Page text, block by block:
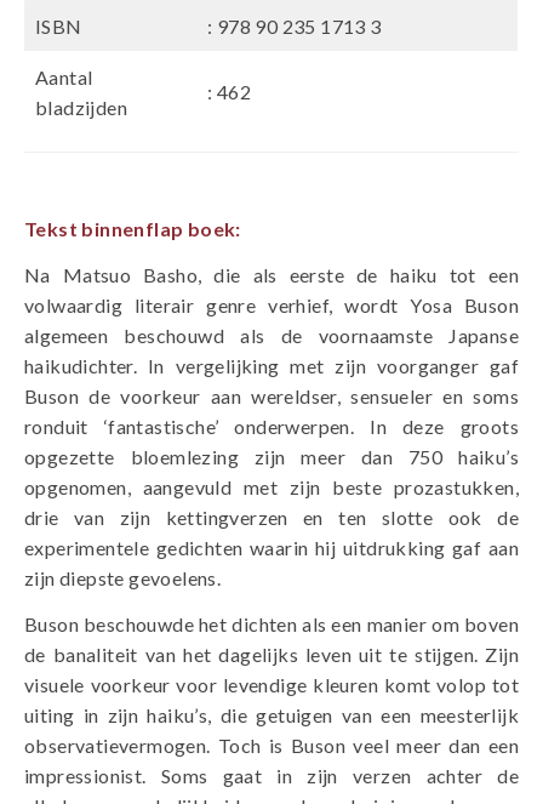
ISBN : 978 90 235 1713 3
Aantal
bladzijden
: 462
Tekst binnenflap boek:
Na Matsuo Basho, die als eerste de haiku tot een
volwaardig literair genre verhief, wordt Yosa Buson
algemeen beschouwd als de voornaamste Japanse
haikudichter. In vergelijking met zijn voorganger gaf
Buson de voorkeur aan wereldser, sensueler en soms
ronduit ‘fantastische’ onderwerpen. In deze groots
opgezette bloemlezing zijn meer dan 750 haiku’s
opgenomen, aangevuld met zijn beste prozastukken,
drie van zijn kettingverzen en ten slotte ook de
experimentele gedichten waarin hij uitdrukking gaf aan
zijn diepste gevoelens.
Buson beschouwde het dichten als een manier om boven
de banaliteit van het dagelijks leven uit te stijgen. Zijn
visuele voorkeur voor levendige kleuren komt volop tot
uiting in zijn haiku’s, die getuigen van een meesterlijk
observatievermogen. Toch is Buson veel meer dan een
impressionist. Soms gaat in zijn verzen achter de